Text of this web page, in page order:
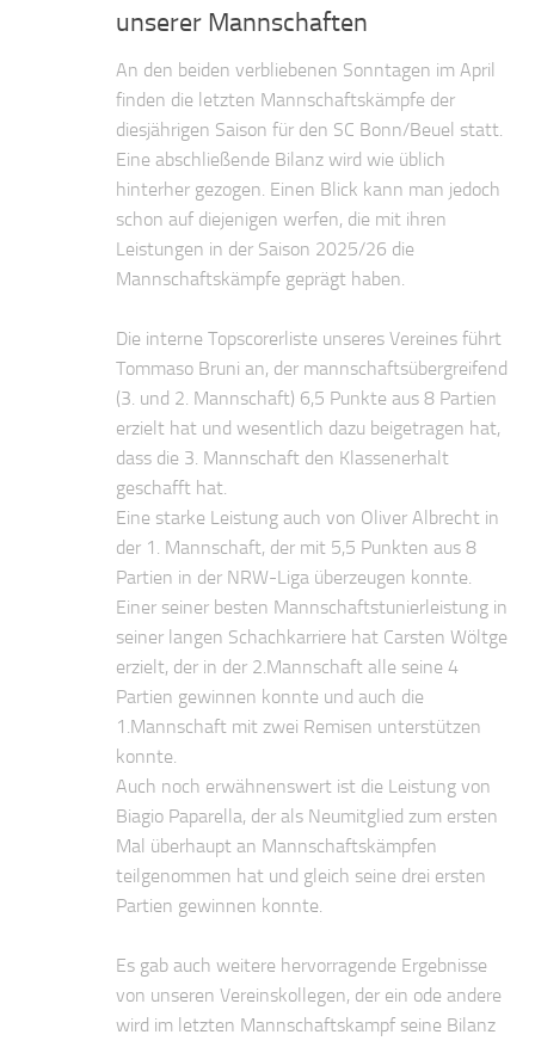
unserer Mannschaften
An den beiden verbliebenen Sonntagen im April
finden die letzten Mannschaftskämpfe der
diesjährigen Saison für den SC Bonn/Beuel statt.
Eine abschließende Bilanz wird wie üblich
hinterher gezogen. Einen Blick kann man jedoch
schon auf diejenigen werfen, die mit ihren
Leistungen in der Saison 2025/26 die
Mannschaftskämpfe geprägt haben.
Die interne Topscorerliste unseres Vereines führt
Tommaso Bruni an, der mannschaftsübergreifend
(3. und 2. Mannschaft) 6,5 Punkte aus 8 Partien
erzielt hat und wesentlich dazu beigetragen hat,
dass die 3. Mannschaft den Klassenerhalt
geschafft hat.
Eine starke Leistung auch von Oliver Albrecht in
der 1. Mannschaft, der mit 5,5 Punkten aus 8
Partien in der NRW-Liga überzeugen konnte.
Einer seiner besten Mannschaftstunierleistung in
seiner langen Schachkarriere hat Carsten Wöltge
erzielt, der in der 2.Mannschaft alle seine 4
Partien gewinnen konnte und auch die
1.Mannschaft mit zwei Remisen unterstützen
konnte.
Auch noch erwähnenswert ist die Leistung von
Biagio Paparella, der als Neumitglied zum ersten
Mal überhaupt an Mannschaftskämpfen
teilgenommen hat und gleich seine drei ersten
Partien gewinnen konnte.
Es gab auch weitere hervorragende Ergebnisse
von unseren Vereinskollegen, der ein ode andere
wird im letzten Mannschaftskampf seine Bilanz